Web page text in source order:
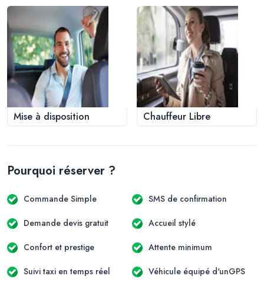
Mise à disposition Chauffeur Libre
Pourquoi réserver ?
Commande Simple SMS de confirmation
Demande devis gratuit Accueil stylé
Confort et prestige Attente minimum
Suivi taxi en temps réel Véhicule équipé d'unGPS